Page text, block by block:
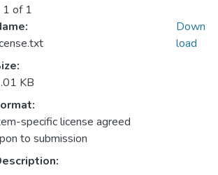
1 of 1
KB
specific license agreed
to submission
Down
load